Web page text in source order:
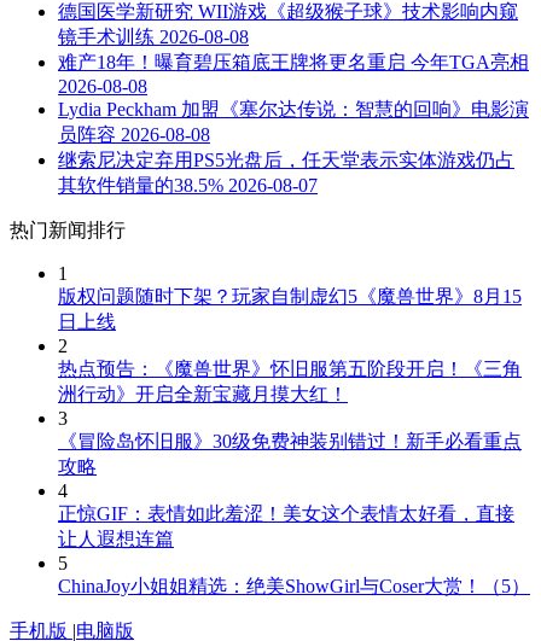
德国医学新研究 WII游戏《超级猴子球》技术影响内窥
镜手术训练 2026-08-08
难产18年！曝育碧压箱底王牌将更名重启 今年TGA亮相
2026-08-08
Lydia Peckham 加盟《塞尔达传说：智慧的回响》电影演
员阵容 2026-08-08
继索尼决定弃用PS5光盘后，任天堂表示实体游戏仍占
其软件销量的38.5% 2026-08-07
热门新闻排行
1
版权问题随时下架？玩家自制虚幻5《魔兽世界》8月15
日上线
2
热点预告：《魔兽世界》怀旧服第五阶段开启！《三角
洲行动》开启全新宝藏月摸大红！
3
《冒险岛怀旧服》30级免费神装别错过！新手必看重点
攻略
4
正惊GIF：表情如此羞涩！美女这个表情太好看，直接
让人遐想连篇
5
ChinaJoy小姐姐精选：绝美ShowGirl与Coser大赏！（5）
手机版 |电脑版